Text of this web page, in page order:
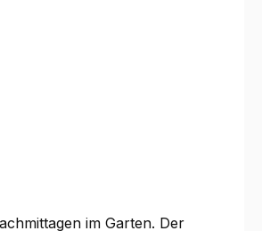
im Garten. Der